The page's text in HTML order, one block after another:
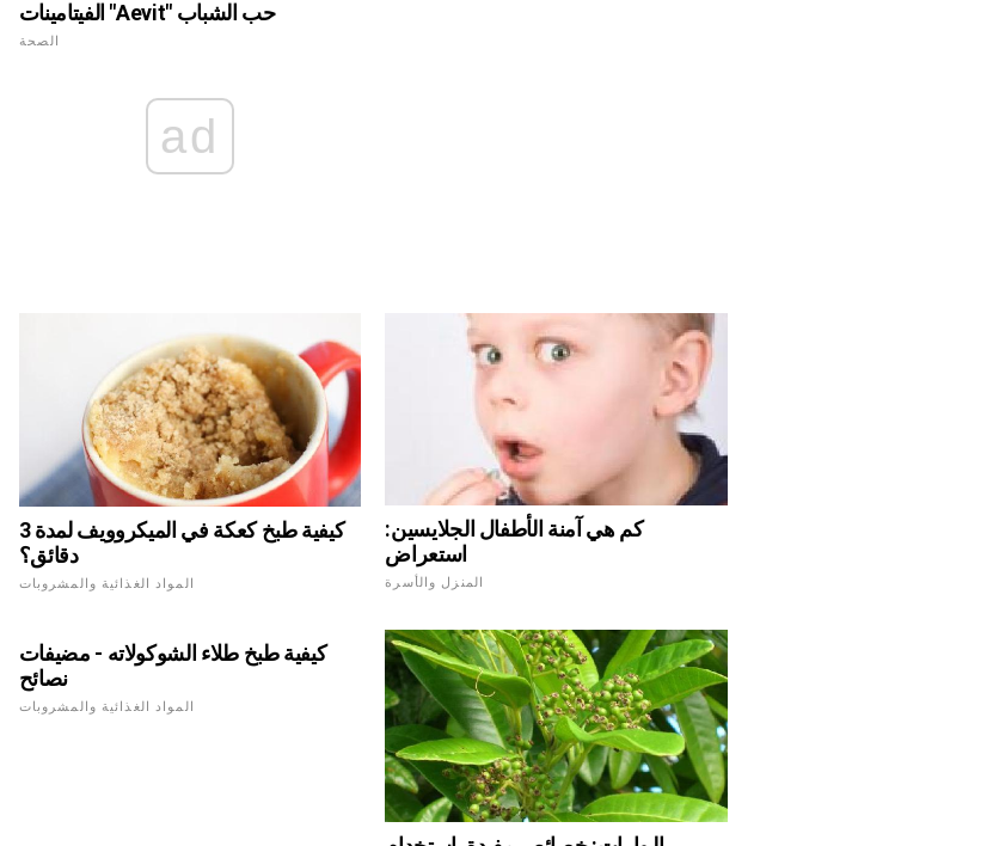
الفيتامينات "Aevit" حب الشباب
الصحة
ad
كيفية طبخ كعكة في الميكروويف لمدة 3
دقائق؟
المواد الغذائية والمشروبات
كم هي آمنة الأطفال الجلايسين:
استعراض
المنزل والأسرة
كيفية طبخ طلاء الشوكولاته - مضيفات
نصائح
المواد الغذائية والمشروبات